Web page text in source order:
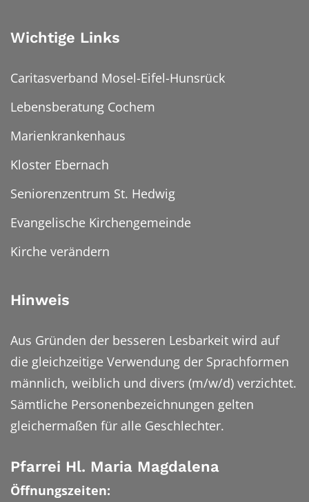
Wichtige Links
Caritasverband Mosel-Eifel-Hunsrück
Lebensberatung Cochem
Marienkrankenhaus
Kloster Ebernach
Seniorenzentrum St. Hedwig
Evangelische Kirchengemeinde
Kirche verändern
Hinweis
Aus Gründen der besseren Lesbarkeit wird auf
die gleichzeitige Verwendung der Sprachformen
männlich, weiblich und divers (m/w/d) verzichtet.
Sämtliche Personenbezeichnungen gelten
gleichermaßen für alle Geschlechter.
Pfarrei Hl. Maria Magdalena
Öffnungszeiten: